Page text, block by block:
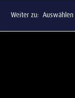
Weiter zu: